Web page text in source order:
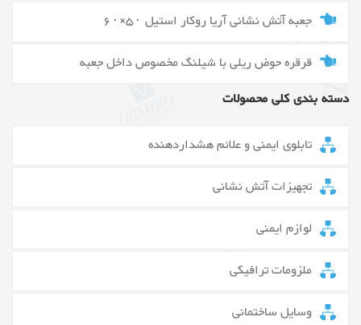
جعبه آتش نشانی آریا روکار استیل ۵۰×۶۰
قرقره حوض ریلی با شیلنگ مخصوص داخل جعبه
دسته بندی کلی محصولات
تابلوی ایمنی و علائم هشداردهنده
تجهیزات آتش نشانی
لوازم ایمنی
ملزومات ترافیکی
وسایل ساختمانی